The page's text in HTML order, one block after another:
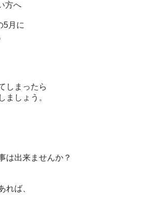
方へ
5月に
しまったら
ましょう。
は出来ませんか？
れば、